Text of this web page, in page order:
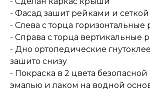
- Фасад зашит рейками и сеткой
- Слева с торца горизонтальные
- Справа с торца вертикальные
- Дно ортопедические
зашито снизу
- Покраска в 2 цвета
эмалью и лаком на водной